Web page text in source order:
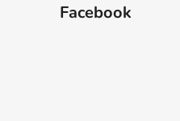
Facebook